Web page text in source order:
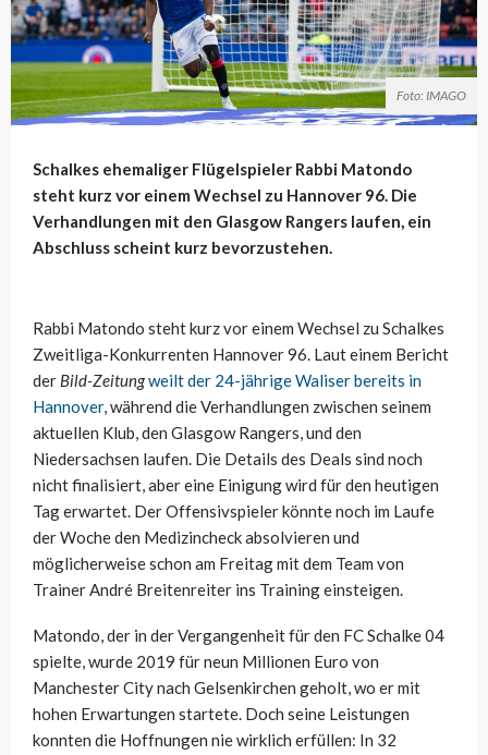
Foto: IMAGO
Schalkes ehemaliger Flügelspieler Rabbi Matondo
steht kurz vor einem Wechsel zu Hannover 96. Die
Verhandlungen mit den Glasgow Rangers laufen, ein
Abschluss scheint kurz bevorzustehen.
Rabbi Matondo steht kurz vor einem Wechsel zu Schalkes
Zweitliga-Konkurrenten Hannover 96. Laut einem Bericht
der Bild-Zeitungweilt der 24-jährige Waliser bereits in
Hannover, während die Verhandlungen zwischen seinem
aktuellen Klub, den Glasgow Rangers, und den
Niedersachsen laufen. Die Details des Deals sind noch
nicht finalisiert, aber eine Einigung wird für den heutigen
Tag erwartet. Der Offensivspieler könnte noch im Laufe
der Woche den Medizincheck absolvieren und
möglicherweise schon am Freitag mit dem Team von
Trainer André Breitenreiter ins Training einsteigen.
Matondo, der in der Vergangenheit für den FC Schalke 04
spielte, wurde 2019 für neun Millionen Euro von
Manchester City nach Gelsenkirchen geholt, wo er mit
hohen Erwartungen startete. Doch seine Leistungen
konnten die Hoffnungen nie wirklich erfüllen: In 32